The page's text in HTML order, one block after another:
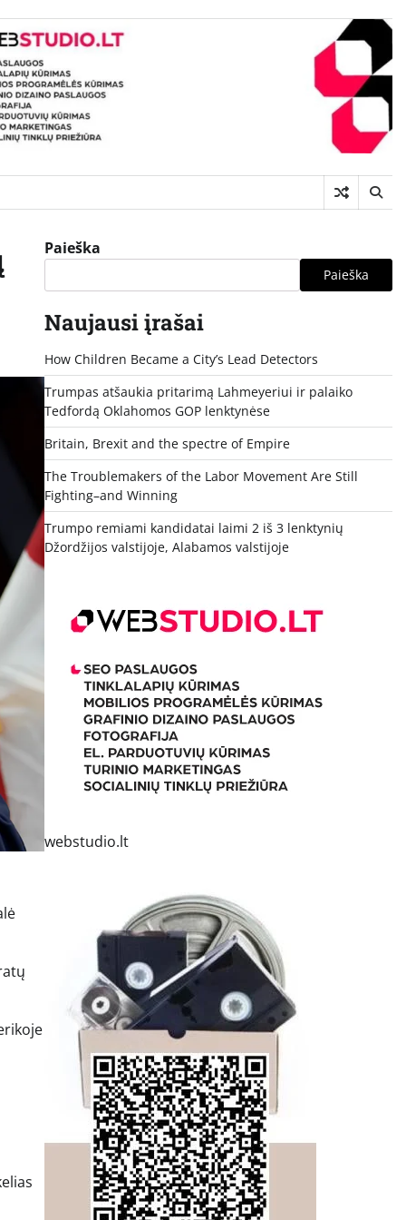
Paieška
Paieška
Naujausi įrašai
How Children Became a City’s Lead Detectors
Trumpas atšaukia pritarimą Lahmeyeriui ir palaiko
Tedfordą Oklahomos GOP lenktynėse
Britain, Brexit and the spectre of Empire
The Troublemakers of the Labor Movement Are Still
Fighting–and Winning
Trumpo remiami kandidatai laimi 2 iš 3 lenktynių
Džordžijos valstijoje, Alabamos valstijoje
webstudio.lt